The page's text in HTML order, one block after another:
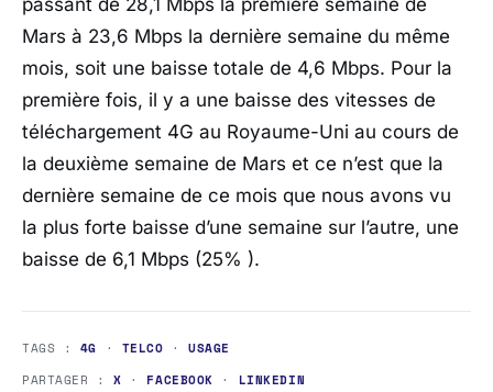
Mars à 23,6 Mbps la dernière semaine du même
mois, soit une baisse totale de 4,6 Mbps. Pour la
première fois, il y a une baisse des vitesses de
téléchargement 4G au Royaume-Uni au cours de
la deuxième semaine de Mars et ce n’est que la
dernière semaine de ce mois que nous avons vu
la plus forte baisse d’une semaine sur l’autre, une
baisse de 6,1 Mbps (25% ).
TAGS : 4G · TELCO ·USAGE
PARTAGER :X · FACEBOOK · LINKEDIN